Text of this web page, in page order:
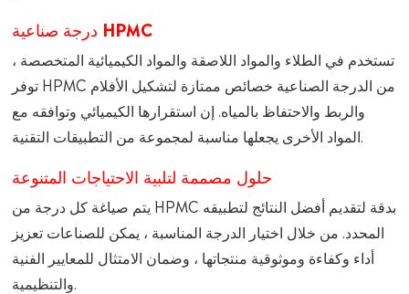
درجة صناعية HPMC
تستخدم في الطلاء والمواد اللاصقة والمواد الكيميائية المتخصصة ،
توفر HPMC من الدرجة الصناعية خصائص ممتازة لتشكيل الأفلام
والربط والاحتفاظ بالمياه. إن استقرارها الكيميائي وتوافقه مع
المواد الأخرى يجعلها مناسبة لمجموعة من التطبيقات التقنية.
حلول مصممة لتلبية الاحتياجات المتنوعة
يتم صياغة كل درجة من HPMC بدقة لتقديم أفضل النتائج لتطبيقه
المحدد. من خلال اختيار الدرجة المناسبة ، يمكن للصناعات تعزيز
أداء وكفاءة وموثوقية منتجاتها ، وضمان الامتثال للمعايير الفنية
والتنظيمية.